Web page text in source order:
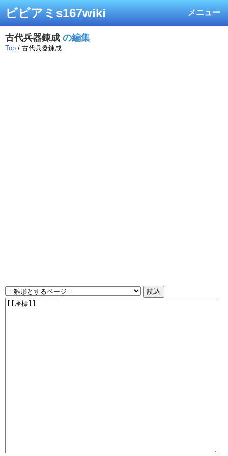
メニュー
ビビアミs167wiki
古代兵器錬成 の編集
Top / 古代兵器錬成